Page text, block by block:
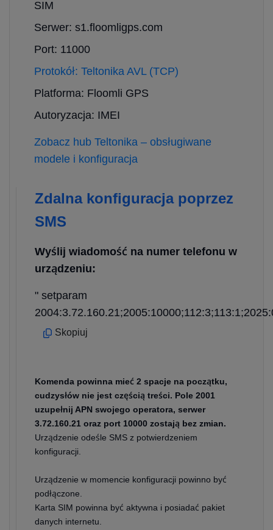
SIM
Serwer: s1.floomligps.com
Port: 11000
Protokół: Teltonika AVL (TCP)
Platforma: Floomli GPS
Autoryzacja: IMEI
Zobacz hub Teltonika – obsługiwane
modele i konfiguracja
Zdalna konfiguracja poprzez
SMS
Wyślij wiadomość na numer telefonu w
urządzeniu:
" setparam
Skopiuj
Komenda powinna mieć 2 spacje na początku,
cudzysłów nie jest częścią treści. Pole 2001
uzupełnij APN swojego operatora, serwer
3.72.160.21 oraz port 10000 zostają bez zmian.
Urządzenie odeśle SMS z potwierdzeniem
konfiguracji.
Urządzenie w momencie konfiguracji powinno być
podłączone.
Karta SIM powinna być aktywna i posiadać pakiet
danych internetu.